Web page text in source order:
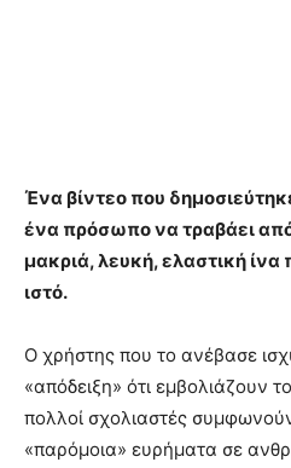
Ένα βίντεο που
ένα πρόσωπο να τραβάει
μακριά, λευκή, ελαστική ίνα
ιστό.
Ο χρήστης που το ανέβασε
«απόδειξη» ότι εμβολιάζουν
πολλοί σχολιαστές
«παρόμοια» ευρήματα σε